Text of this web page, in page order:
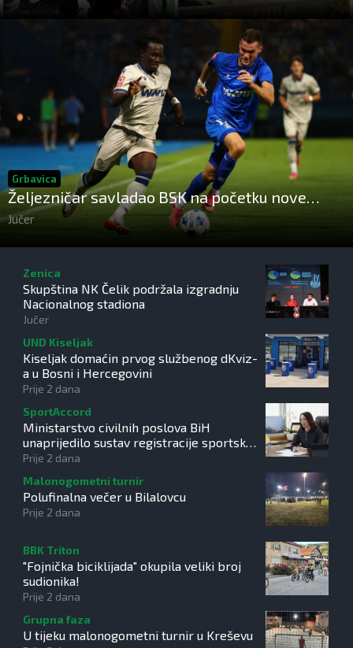
Grbavica
Željezničar savladao BSK na početku nove
sezone Wwin lige BiH
Jučer
Zenica
Skupština NK Čelik podržala izgradnju
Nacionalnog stadiona
Jučer
UND Kiseljak
Kiseljak domaćin prvog službenog dKviz-
a u Bosni i Hercegovini
Prije 2 dana
SportAccord
Ministarstvo civilnih poslova BiH
unaprijedilo sustav registracije sportskih
organizacija
Prije 2 dana
Malonogometni turnir
Polufinalna večer u Bilalovcu
Prije 2 dana
BBK Triton
"Fojnička biciklijada" okupila veliki broj
sudionika!
Prije 2 dana
Grupna faza
U tijeku malonogometni turnir u Kreševu